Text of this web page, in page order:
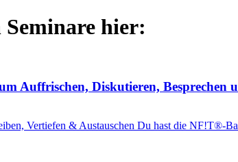
Seminare hier:
Auffrischen, Diskutieren, Besprechen
Vertiefen & Austauschen Du hast die NF!T®-